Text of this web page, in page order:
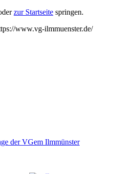
zur Startseite springen.
www.vg-ilmmuenster.de/